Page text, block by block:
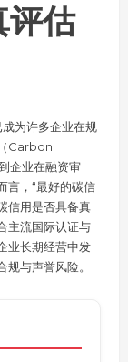
评估
成为许多企业在规
Carbon
企业在融资审
言，“最好的碳信
信用是否具备真
主流国际认证与
业长期经营中发
与声誉风险。